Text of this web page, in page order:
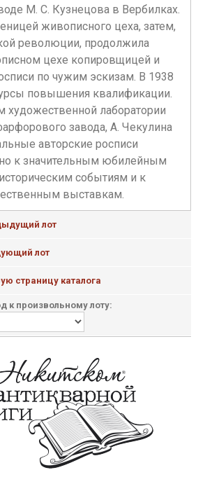
М. С. Кузнецова в Вербилках.
живописного цеха, затем,
революции, продолжила
цехе копировщицей и
по чужим эскизам. В 1938
повышения квалификации.
художественной лаборатории
завода, А. Чекулина
авторские росписи
к значительным юбилейным
событиям и к
выставкам.
лот
лот
страницу каталога
к произвольному лоту: